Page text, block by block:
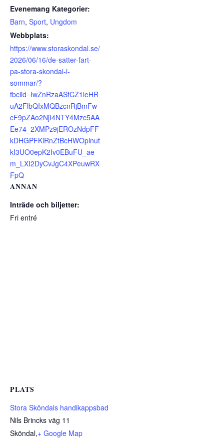
Evenemang Kategorier:
Barn, Sport, Ungdom
Webbplats:
https://www.storaskondal.se/
2026/06/16/de-satter-fart-
pa-stora-skondal-i-
sommar/?
fbclid=IwZnRzaASfCZ1leHR
uA2FlbQIxMQBzcnRjBmFw
cF9pZAo2NjI4NTY4Mzc5AA
Ee74_2XMPz9jEROzNdpFF
kDHGPFKiRnZtBcHWOpinut
kI3UO0epK2Iv0EBuFU_ae
m_LXI2DyCvJgC4XPeuwRX
FpQ
ANNAN
Inträde och biljetter:
Fri entré
PLATS
Stora Sköndals handikappsbad
Nils Brincks väg 11
Sköndal,+ Google Map